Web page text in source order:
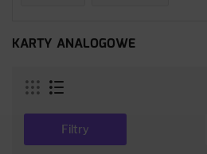
KARTY ANALOGOWE
Filtry